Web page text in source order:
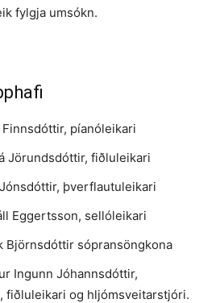
fylgja umsókn.
píanóleikari
Jörundsdóttir, fiðluleikari
þverflautuleikari
Eggertsson, sellóleikari
Björnsdóttir sópransöngkona
Ingunn Jóhannsdóttir,
fiðluleikari og hljómsveitarstjóri.